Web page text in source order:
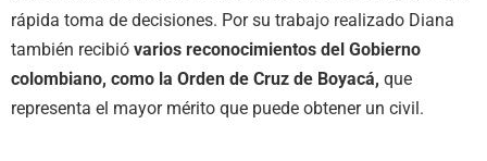
rápida toma de decisiones. Por su trabajo realizado Diana
también recibió varios reconocimientos del Gobierno
colombiano, como la Orden de Cruz de Boyacá, que
representa el mayor mérito que puede obtener un civil.